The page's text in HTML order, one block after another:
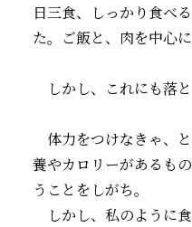
日三食、しっかり食べ
た。ご飯と、肉を中心
しかし、これにも落と
体力をつけなきゃ、
養やカロリーがあるも
うことをしがち。
しかし、私のように